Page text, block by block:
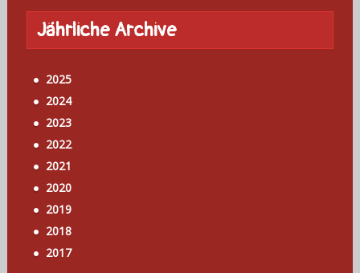
Jährliche Archive
2025
2024
2023
2022
2021
2020
2019
2018
2017